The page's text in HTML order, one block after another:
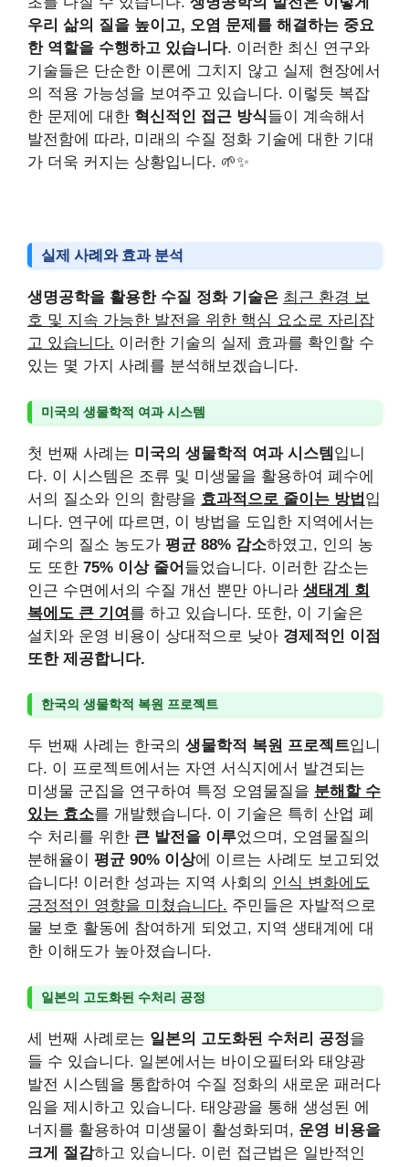
우리 삶의 질을 높이고, 오염 문제를 해결하는 중요
한 역할을 수행하고 있습니다. 이러한 최신 연구와
기술들은 단순한 이론에 그치지 않고 실제 현장에서
의 적용 가능성을 보여주고 있습니다. 이렇듯 복잡
한 문제에 대한 혁신적인 접근 방식들이 계속해서
발전함에 따라, 미래의 수질 정화 기술에 대한 기대
가 더욱 커지는 상황입니다. 🌱✨
실제 사례와 효과 분석
생명공학을 활용한 수질 정화 기술은 최근 환경 보
호 및 지속 가능한 발전을 위한 핵심 요소로 자리잡
고 있습니다. 이러한 기술의 실제 효과를 확인할 수
있는 몇 가지 사례를 분석해보겠습니다.
미국의 생물학적 여과 시스템
첫 번째 사례는 미국의 생물학적 여과 시스템 입니
다. 이 시스템은 조류 및 미생물을 활용하여 폐수에
서의 질소와 인의 함량을 효과적으로 줄이는 방법 입
니다. 연구에 따르면, 이 방법을 도입한 지역에서는
폐수의 질소 농도가 평균 88% 감소하였고, 인의 농
도 또한 75% 이상 줄어 들었습니다. 이러한 감소는
인근 수면에서의 수질 개선 뿐만 아니라 생태계 회
복에도 큰 기여 를 하고 있습니다. 또한, 이 기술은
설치와 운영 비용이 상대적으로 낮아 경제적인 이점
또한 제공합니다.
한국의 생물학적 복원 프로젝트
두 번째 사례는 한국의 생물학적 복원 프로젝트입니
다. 이 프로젝트에서는 자연 서식지에서 발견되는
미생물 군집을 연구하여 특정 오염물질을 분해할 수
있는 효소를 개발했습니다. 이 기술은 특히 산업 폐
수 처리를 위한 큰 발전을 이루었으며, 오염물질의
분해율이 평균 90% 이상에 이르는 사례도 보고되었
습니다! 이러한 성과는 지역 사회의 인식 변화에도
긍정적인 영향을 미쳤습니다. 주민들은 자발적으로
물 보호 활동에 참여하게 되었고, 지역 생태계에 대
한 이해도가 높아졌습니다.
일본의 고도화된 수처리 공정
세 번째 사례로는 일본의 고도화된 수처리 공정을
들 수 있습니다. 일본에서는 바이오필터와 태양광
발전 시스템을 통합하여 수질 정화의 새로운 패러다
임을 제시하고 있습니다. 태양광을 통해 생성된 에
너지를 활용하여 미생물이 활성화되며, 운영 비용을
크게 절감하고 있습니다. 이런 접근법은 일반적인